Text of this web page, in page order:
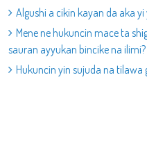
Algushi a cikin kayan da aka
Mene ne hukuncin mace ta
sauran ayyukan bincike na ilimi?
Hukuncin yin sujuda na tilawa